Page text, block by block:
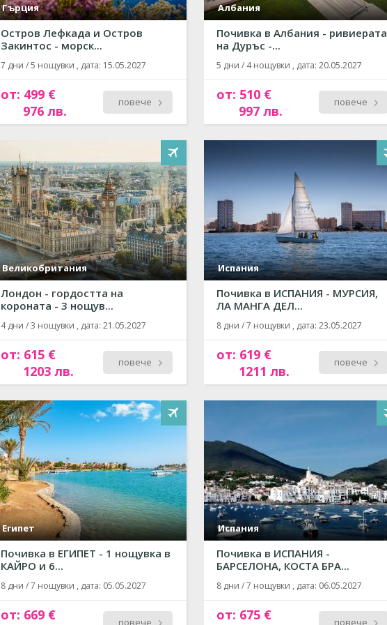
Гърция
Остров Лефкада и Остров
Закинтос - морск...
7 дни / 5 нощувки , дата: 15.05.2027
от: 499 €
976 лв.
повече
Албания
Почивка в Албания - ривиерата
на Дуръс -...
5 дни / 4 нощувки , дата: 20.05.2027
от: 510 €
997 лв.
повече
Великобритания
Лондон - гордостта на
короната - 3 нощув...
4 дни / 3 нощувки , дата: 21.05.2027
от: 615 €
1203 лв.
повече
Испания
Почивка в ИСПАНИЯ - МУРСИЯ,
ЛА МАНГА ДЕЛ...
8 дни / 7 нощувки , дата: 23.05.2027
от: 619 €
1211 лв.
повече
Египет
Почивка в ЕГИПЕТ - 1 нощувка в
КАЙРО и 6...
8 дни / 7 нощувки , дата: 05.05.2027
от: 669 €
повече
Испания
Почивка в ИСПАНИЯ -
БАРСЕЛОНА, КОСТА БРА...
8 дни / 7 нощувки , дата: 06.05.2027
от: 675 €
повече